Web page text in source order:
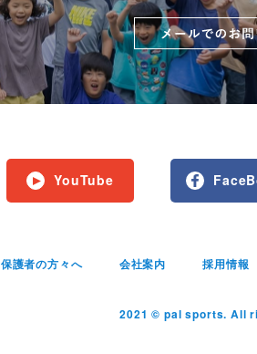
YouTube
保護者の方々へ 会社案内 採用情報
2021 © pal sports. All